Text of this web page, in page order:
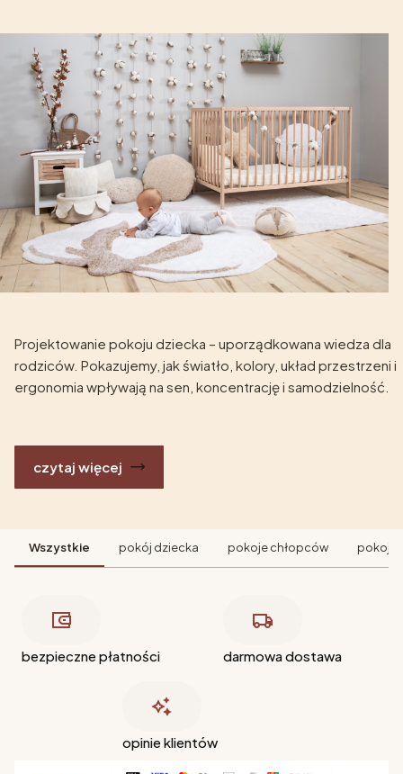
Projektowanie pokoju dziecka – uporządkowana wiedza dla
rodziców. Pokazujemy, jak światło, kolory, układ przestrzeni i
ergonomia wpływają na sen, koncentrację i samodzielność.
czytaj więcej
Wszystkie pokój dziecka pokoje chłopców pokoje
bezpieczne płatności darmowa dostawa
opinie klientów